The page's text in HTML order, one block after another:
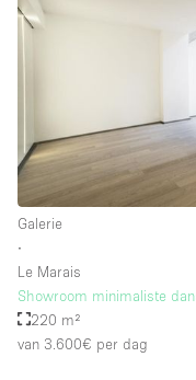
Galerie
∙
Le Marais
Showroom minimaliste
220 m²
van 3.600€ per dag